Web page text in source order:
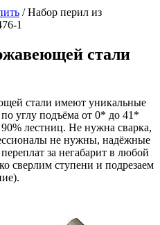
/Набор перил из
1
стали
стали имеют уникальные
углу подъёма от 0* до 41*
90% лестниц. Не нужна сварка,
не нужны, надёжные
за негабарит в любой
сверлим ступени и подрезаем